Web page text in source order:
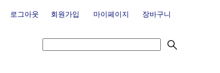
로그아웃 회원가입 마이페이지 장바구니